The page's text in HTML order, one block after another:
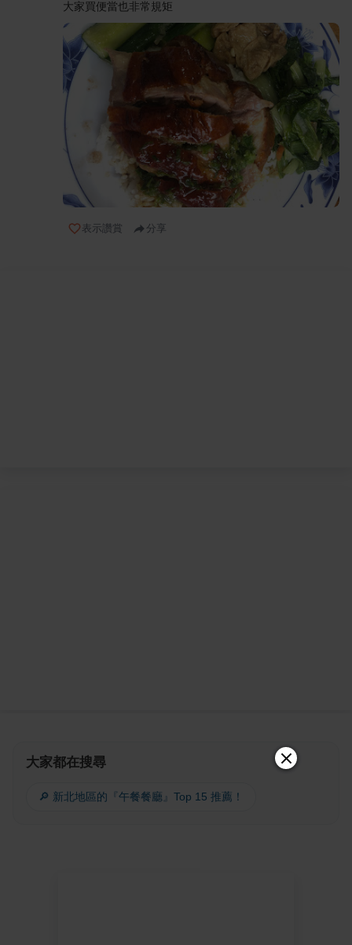
大家買便當也非常規矩
表示讚賞 分享
大家都在搜尋
🔎 新北地區的『午餐餐廳』Top 15 推薦！